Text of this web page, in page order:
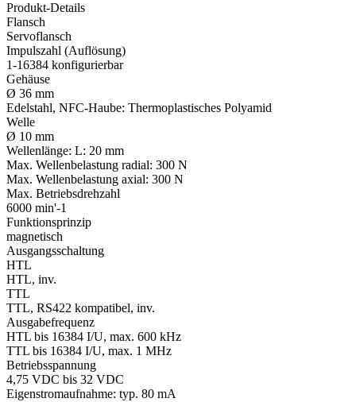
Produkt-Details
Flansch
Servoflansch
Impulszahl (Auflösung)
1-16384 konfigurierbar
Gehäuse
Ø 36 mm
Edelstahl, NFC-Haube: Thermoplastisches Polyamid
Welle
Ø 10 mm
Wellenlänge: L: 20 mm
Max. Wellenbelastung radial: 300 N
Max. Wellenbelastung axial: 300 N
Max. Betriebsdrehzahl
6000 min'-1
Funktionsprinzip
magnetisch
Ausgangsschaltung
HTL
HTL, inv.
TTL
TTL, RS422 kompatibel, inv.
Ausgabefrequenz
HTL bis 16384 I/U, max. 600 kHz
TTL bis 16384 I/U, max. 1 MHz
Betriebsspannung
4,75 VDC bis 32 VDC
Eigenstromaufnahme: typ. 80 mA